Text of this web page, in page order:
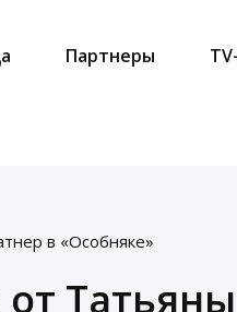
Партнеры
в «Особняке»